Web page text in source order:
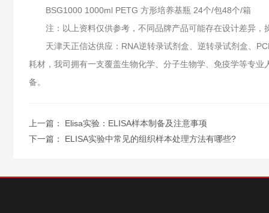
BSG1000 1000ml PETG 方形培养基瓶 24个/包48个/箱
注：以上资料仅供参考，不同品牌产品可能存在设计差异，
天津天正信达供应：RNA逆转录试剂盒、逆转录试剂盒、
耗材，我司拥有一支覆盖生物化学、分子生物学、免疫学等专
备。
上一篇： Elisa实验：ELISA样本制备及注意事项
下一篇： ELISA实验中常见的组织样本处理方法有哪些?